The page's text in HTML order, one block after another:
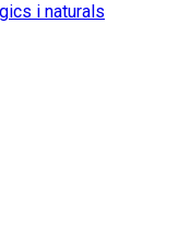
i naturals